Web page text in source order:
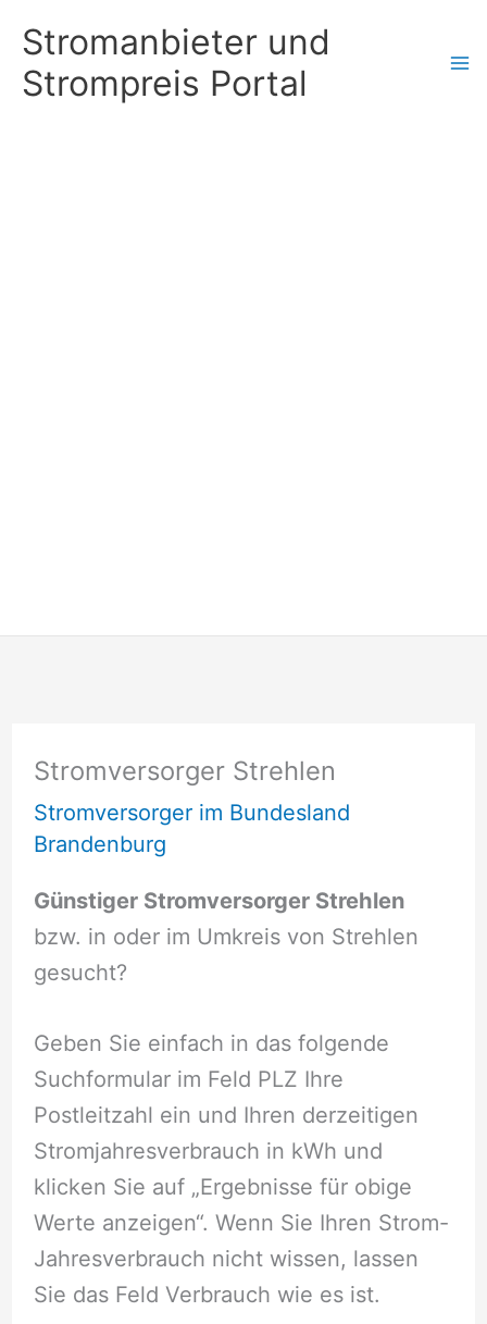
Inhalt
springen
Stromanbieter und
Strompreis Portal
Stromversorger Strehlen
Stromversorger im Bundesland
Brandenburg
Günstiger Stromversorger Strehlen
bzw. in oder im Umkreis von Strehlen
gesucht?
Geben Sie einfach in das folgende
Suchformular im Feld PLZ Ihre
Postleitzahl ein und Ihren derzeitigen
Stromjahresverbrauch in kWh und
klicken Sie auf „Ergebnisse für obige
Werte anzeigen“. Wenn Sie Ihren Strom-
Jahresverbrauch nicht wissen, lassen
Sie das Feld Verbrauch wie es ist.